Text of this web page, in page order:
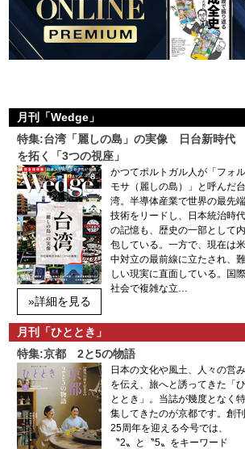
月刊「Wedge」
特集:台湾「麗しの島」の実像 日台新時代
を拓く「3つの視座」
»詳細を見る
かつてポルトガル人が「フォル
モサ（麗しの島）」と呼んだ台
湾。半導体産業で世界の最先端
技術をリードし、日本統治時代
の記憶も、歴史の一部として内
包している。一方で、現在は米
中対立の最前線に立たされ、難
しい現実に直面している。国際
社会で複雑な立…
月刊「ひととき」
特集:京都 2と5の物語
日本の文化や風土、人々の営み
を伝え、旅へと誘ってきた「ひ
ととき」。当誌が幾度となく特
集してきたのが京都です。創刊
25周年を迎える今号では、
〝2〟と〝5〟をキーワード